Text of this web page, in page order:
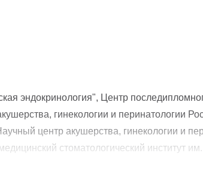
яичников;
(лазеро и радиохирургия);
эндокринология", Центр
гинекологии и перинатологии
центр акушерства, гинекологии и
стоматологический институт